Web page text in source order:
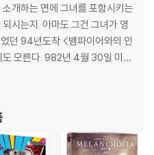
개하는 면에 그녀를 포함시키는
시는지. 아마도 그건 그녀가 영
던 94년도작 <뱀파이어와의 인
4월 30일 미국
커스틴은 세살 때부터 모델로
찍하게 패인 보조개를 자랑하는
역 스타들이 반짝스타로